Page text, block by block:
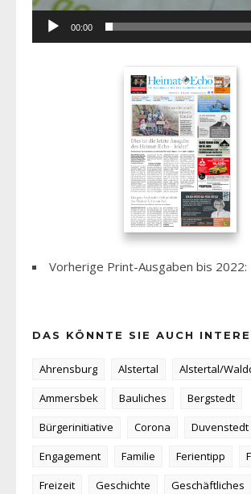
00:00
Vorherige Print-Ausgaben bis 2022:
DAS KÖNNTE SIE AUCH
Ahrensburg Alstertal
Alstertal/
Ammersbek
Bauliches
Bergstedt
Bürgerinitiative
Corona
Duvenstedt
Engagement
Familie Ferientipp
Freizeit
Geschichte Geschäftliches